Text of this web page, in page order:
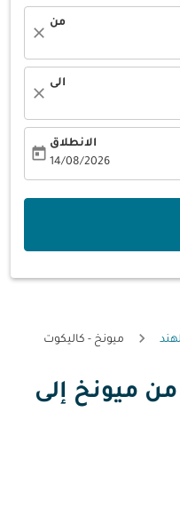
من
close
الى
close
الانطلاق
14/08/2026
today
ميونخ - كاليكوت
من ميونخ إلى
أو التفاعل مع